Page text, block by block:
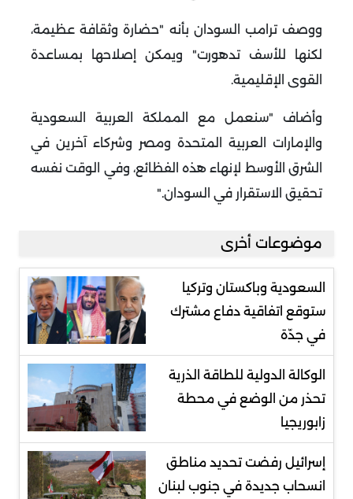
ووصف ترامب السودان بأنه "حضارة وثقافة عظيمة،
لكنها للأسف تدهورت" ويمكن إصلاحها بمساعدة
القوى الإقليمية.
وأضاف "سنعمل مع المملكة العربية السعودية
والإمارات العربية المتحدة ومصر وشركاء آخرين في
الشرق الأوسط لإنهاء هذه الفظائع، وفي الوقت نفسه
تحقيق الاستقرار في السودان".
موضوعات أخرى
السعودية وباكستان وتركيا
ستوقع اتفاقية دفاع مشترك
في جدّة
الوكالة الدولية للطاقة الذرية
تحذر من الوضع في محطة
زابوريجيا
إسرائيل رفضت تحديد مناطق
انسحاب جديدة في جنوب لبنان